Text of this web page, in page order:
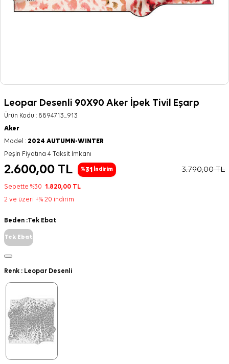
Leopar Desenli 90X90 Aker İpek Tivil Eşarp
Ürün Kodu : 8894713_913
Aker
Model : 2024 AUTUMN-WINTER
Peşin Fiyatına 4 Taksit İmkanı
2.600,00 TL %31 İndirim 3.790,00TL
Sepette %30 1.820,00 TL
2 ve üzeri +% 20 indirim
Beden :Tek Ebat
Tek Ebat
Renk : Leopar Desenli